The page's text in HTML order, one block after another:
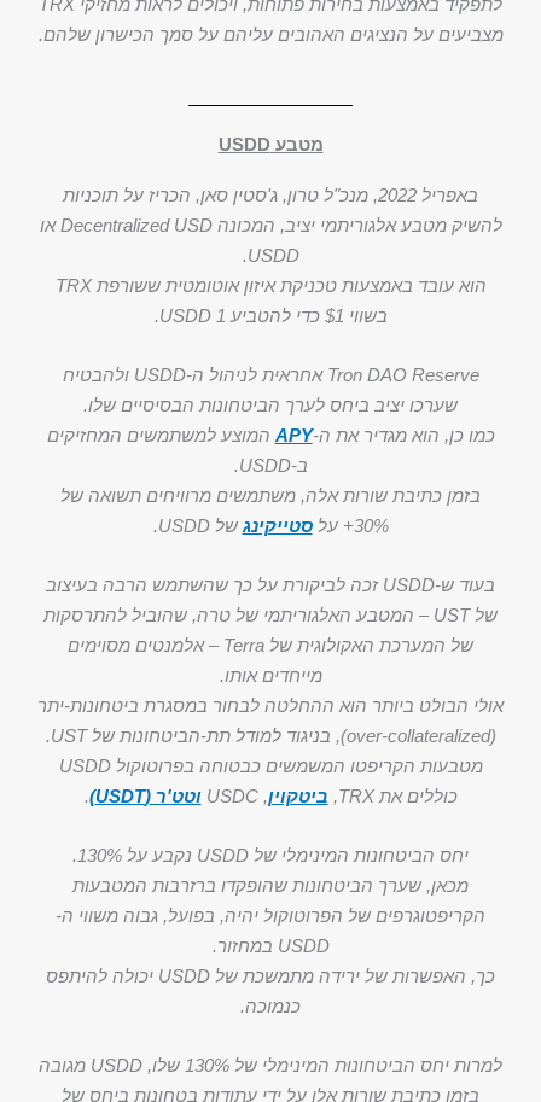
מצביעים על הנציגים האהובים עליהם על סמך הכישרון שלהם.
מטבע USDD
באפריל 2022, מנכ"ל טרון, ג'סטין סאן, הכריז על תוכניות
להשיק מטבע אלגוריתמי יציב, המכונה Decentralized USD או
USDD.
הוא עובד באמצעות טכניקת איזון אוטומטית ששורפת TRX
בשווי $1 כדי להטביע 1 USDD.
Tron DAO Reserve אחראית לניהול ה-USDD ולהבטיח
שערכו יציב ביחס לערך הביטחונות הבסיסיים שלו.
כמו כן, הוא מגדיר את ה-APY המוצע למשתמשים המחזיקים
ב-USDD.
בזמן כתיבת שורות אלה, משתמשים מרוויחים תשואה של
30%+ על
סטייקינג של USDD.
בעוד ש-USDD זכה לביקורת על כך שהשתמש הרבה בעיצוב
של UST – המטבע האלגוריתמי של טרה, שהוביל להתרסקות
של המערכת האקולוגית של Terra – אלמנטים מסוימים
מייחדים אותו.
אולי הבולט ביותר הוא ההחלטה לבחור במסגרת ביטחונות-יתר
(over-collateralized), בניגוד למודל תת-הביטחונות של UST.
מטבעות הקריפטו המשמשים כבטוחה בפרוטוקול USDD
כוללים את TRX,
ביטקוין, USDC וטט'ר (USDT) .
יחס הביטחונות המינימלי של USDD נקבע על 130%.
מכאן, שערך הביטחונות שהופקדו ברזרבות המטבעות
הקריפטוגרפים של הפרוטוקול יהיה, בפועל, גבוה משווי ה-
USDD במחזור.
כך, האפשרות של ירידה מתמשכת של USDD יכולה להיתפס
כנמוכה.
למרות יחס הביטחונות המינימלי של 130% שלו, USDD מגובה
בזמן כתיבת שורות אלו על ידי עתודות בטחונות ביחס של